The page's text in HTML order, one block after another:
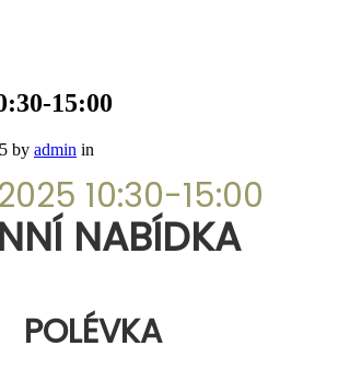
15:00
by admin in
10:30-15:00
NABÍDKA
POLÉVKA